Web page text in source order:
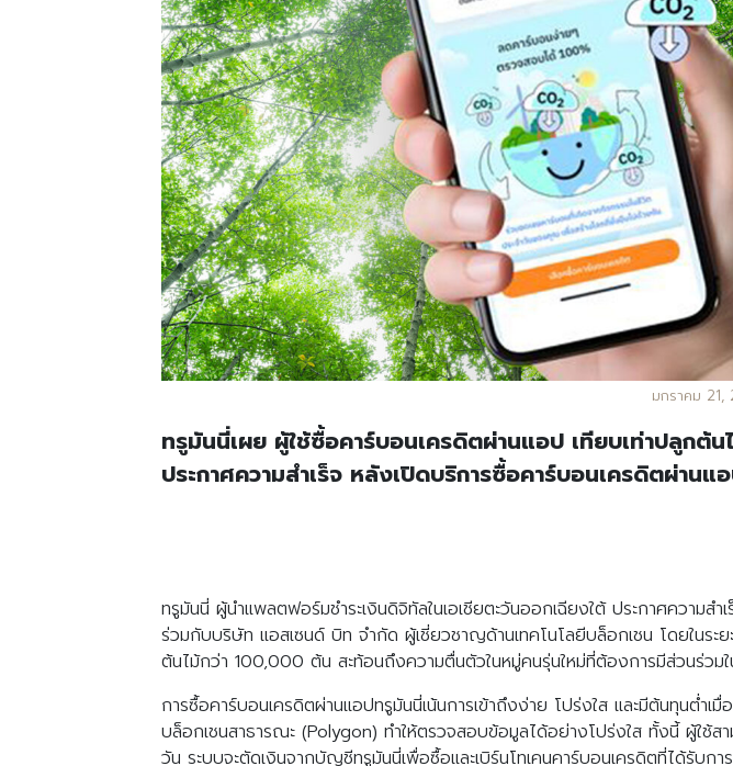
มกราคม 21,
ทรูมันนี่เผย ผู้ใช้ซื้อคาร์บอนเครดิตผ่านแอป เทียบเท่าปลูก
ประกาศความสำเร็จ หลังเปิดบริการซื้อคาร์บอนเครดิตผ่าน
ทรูมันนี่ ผู้นำแพลตฟอร์มชำระเงินดิจิทัลในเอเชียตะวันออกเฉียงใต้ ประกาศความ
ร่วมกับบริษัท แอสเซนด์ บิท จำกัด ผู้เชี่ยวชาญด้านเทคโนโลยีบล็อกเชน โดยในระ
ต้นไม้กว่า 100,000 ต้น สะท้อนถึงความตื่นตัวในหมู่คนรุ่นใหม่ที่ต้องการมีส่วนร่วม
การซื้อคาร์บอนเครดิตผ่านแอปทรูมันนี่เน้นการเข้าถึงง่าย โปร่งใส และมีต้นทุนต่ำ
บล็อกเชนสาธารณะ (Polygon) ทำให้ตรวจสอบข้อมูลได้อย่างโปร่งใส ทั้งนี้ ผู้ใช้ส
วัน ระบบจะตัดเงินจากบัญชีทรูมันนี่เพื่อซื้อและเบิร์นโทเคนคาร์บอนเครดิตที่ได้รับ